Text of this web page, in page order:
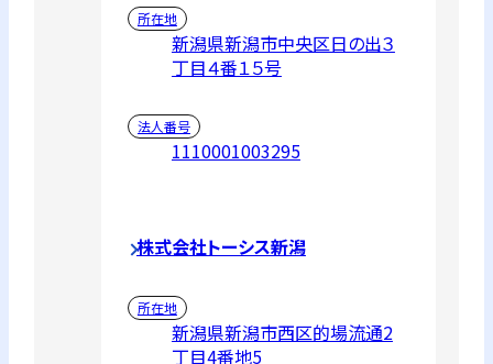
所在地
新潟県新潟市中央区日の出３
丁目４番１５号
法人番号
1110001003295
株式会社トーシス新潟
所在地
新潟県新潟市西区的場流通2
丁目4番地5